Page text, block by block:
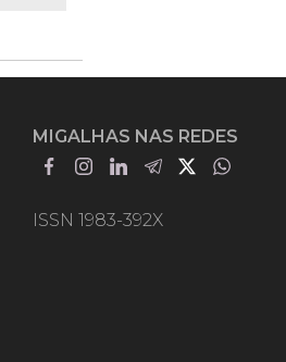
MIGALHAS NAS REDES
ISSN 1983-392X